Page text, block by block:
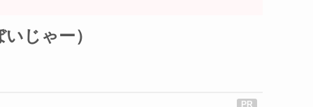
じゃー）